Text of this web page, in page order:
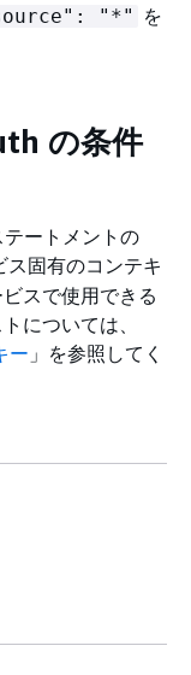
"*"
を
の条件
ートメントの
固有のコンテキ
スで使用できる
については、
ー 」を参照してく